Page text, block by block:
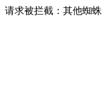
请求被拦截：其他蜘蛛